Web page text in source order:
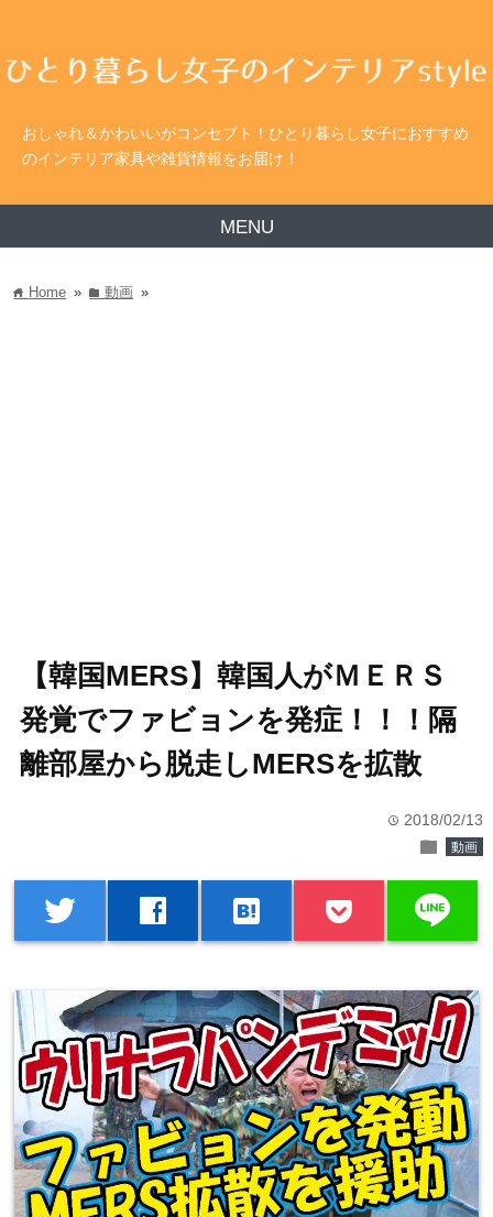
おしゃれ＆かわいいがコンセプト！ひとり暮らし女子におすすめ
のインテリア家具や雑貨情報をお届け！
MENU
home Home » folder動画 »
【韓国MERS】韓国人がＭＥＲＳ
発覚でファビョンを発症！！！隔
離部屋から脱走しMERSを拡散
time 2018/02/13
folder 動画
twitter facebook hatenabookmark line